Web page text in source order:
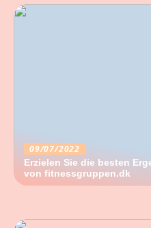
09/07/2022
Erzielen Sie die besten
von fitnessgruppen.dk